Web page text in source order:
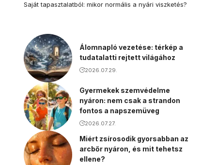
Saját tapasztalatból: mikor normális a nyári viszketés?
Álomnapló vezetése: térkép a
tudatalatti rejtett világához
2026.07.29.
Gyermekek szemvédelme
nyáron: nem csak a strandon
fontos a napszemüveg
2026.07.27.
Miért zsírosodik gyorsabban az
arcbőr nyáron, és mit tehetsz
ellene?